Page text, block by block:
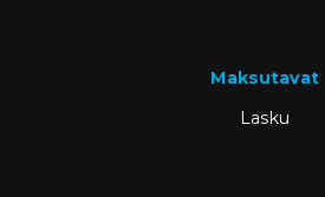
Maksutavat
Lasku